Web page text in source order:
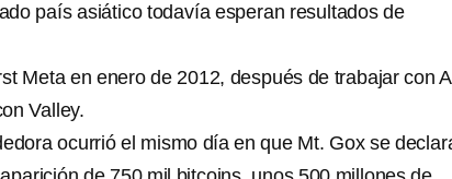
país asiático todavía esperan resultados de
Meta en enero de 2012, después de trabajar con
Valley.
ocurrió el mismo día en que Mt. Gox se